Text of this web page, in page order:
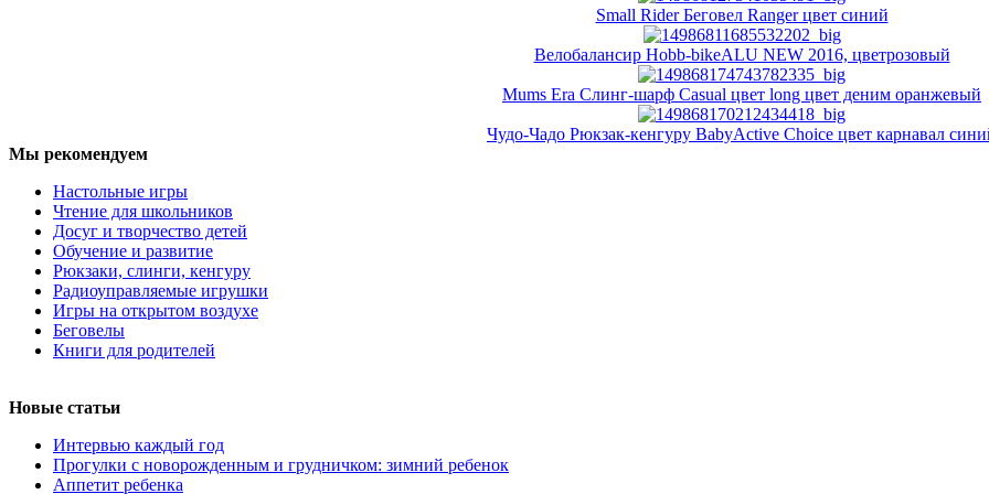
Small Rider Беговел Ranger цвет синий
Велобалансир Hobb-bikeALU NEW 2016, цветрозовый
Mums Era Слинг-шарф Casual цвет long цвет деним оранжевый
Чудо-Чадо Рюкзак-кенгуру BabyActive Choice цвет карнавал
Мы рекомендуем
Настольные игры
Чтение для школьников
Досуг и творчество детей
Обучение и развитие
Рюкзаки, слинги, кенгуру
Радиоуправляемые игрушки
Игры на открытом воздухе
Беговелы
Книги для родителей
Новые статьи
Интервью каждый год
Прогулки с новорожденным и грудничком: зимний ребенок
Аппетит ребенка